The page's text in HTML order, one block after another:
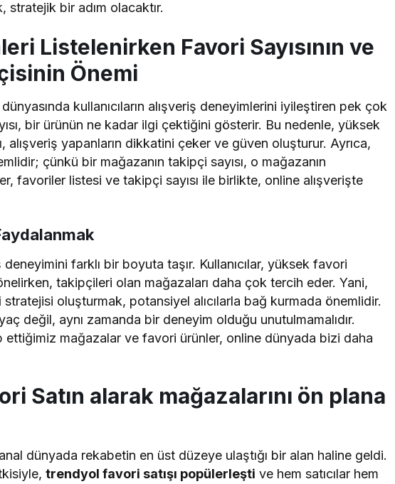
bir adım olacaktır.
Listelenirken Favori Sayısının ve
Önemi
kullanıcıların alışveriş deneyimlerini iyileştiren pek çok
bir ürünün ne kadar ilgi çektiğini gösterir. Bu nedenle, yüksek
alışveriş yapanların dikkatini çeker ve güven oluşturur. Ayrıca,
çünkü bir mağazanın takipçi sayısı, o mağazanın
favoriler listesi ve takipçi sayısı ile birlikte, online alışverişte
deneyimini farklı bir boyuta taşır. Kullanıcılar, yüksek favori
takipçileri olan mağazaları daha çok tercih eder. Yani,
stratejisi oluşturmak, potansiyel alıcılarla bağ kurmada önemlidir.
değil, aynı zamanda bir deneyim olduğu unutulmamalıdır.
ettiğimiz mağazalar ve favori ürünler, online dünyada bizi daha
Satın alarak mağazalarını ön plana
dünyada rekabetin en üst düzeye ulaştığı bir alan haline geldi.
trendyol favori satışı popülerleşti ve hem satıcılar hem